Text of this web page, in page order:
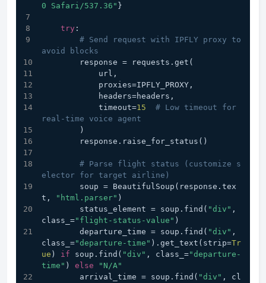
0 Safari/537.36" }
try :
# Send request with IPFLY proxy to
avoid blocks
        response = requests.get(
            url,
            proxies=IPFLY_PROXY,
            headers=headers,
            timeout=
15
# Low timeout for
real-time voice agent
        )
        response.raise_for_status()
# Parse flight status (customize s
elector for target airline)
t,
"html.parser" )
        status_element = soup.find(
"div" ,
class_="flight-status-value" )
        departure_time = soup.find(
"div" ,
class_="departure-time" ).get_text(strip=Tr
ue ) if soup.find( "div" , class_="departure-
time" ) else
"N/A"
        arrival_time = soup.find(
"div" , cl